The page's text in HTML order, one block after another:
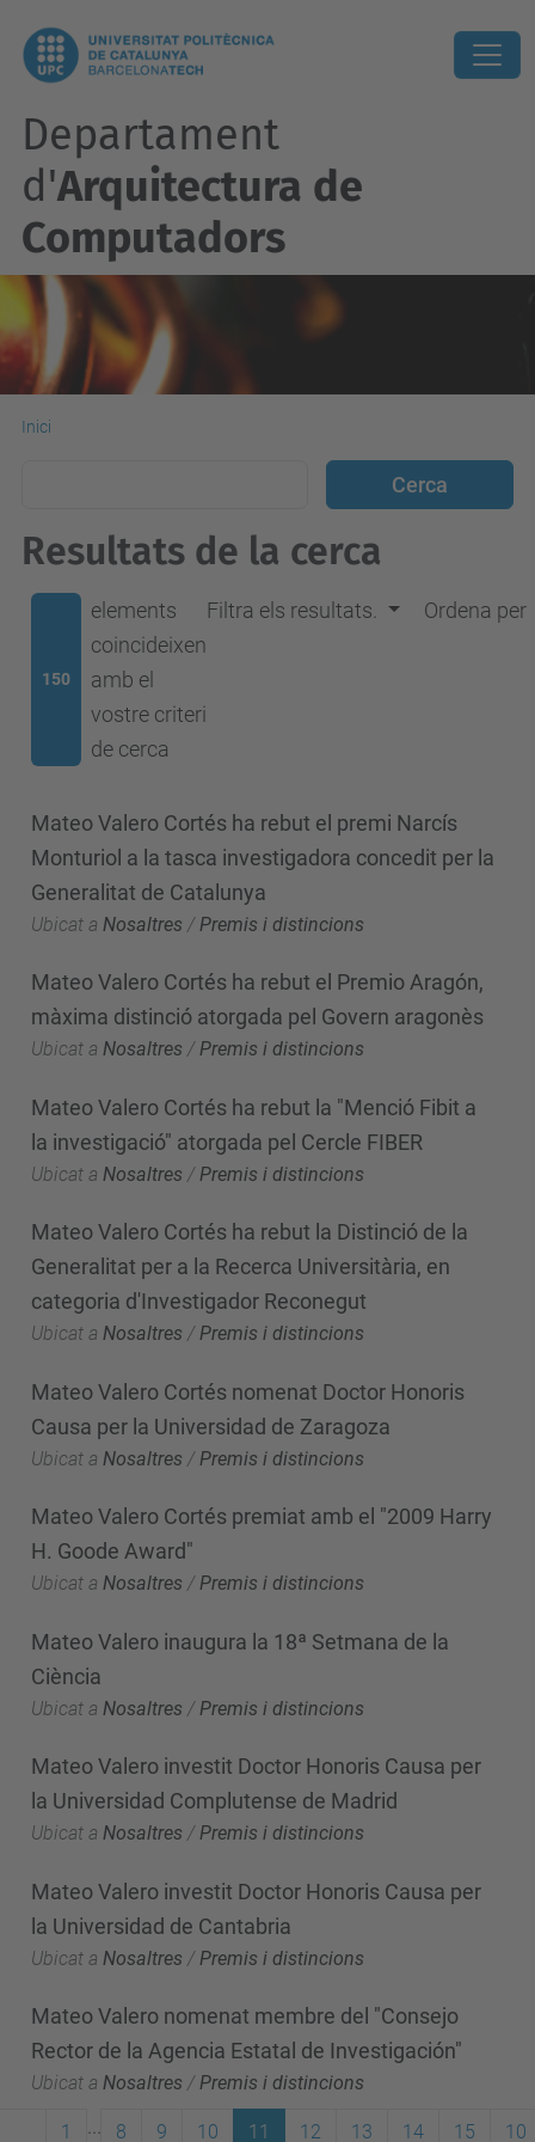
Departament
d'Arquitectura de
Computadors
Inici
Resultats de la cerca
150
elements
coincideixen
amb el
vostre criteri
de cerca
Filtra els resultats. Ordena per
Mateo Valero Cortés ha rebut el premi Narcís
Monturiol a la tasca investigadora concedit per la
Generalitat de Catalunya
Ubicat a Nosaltres / Premis i distincions
Mateo Valero Cortés ha rebut el Premio Aragón,
màxima distinció atorgada pel Govern aragonès
Ubicat a Nosaltres /Premis i distincions
Mateo Valero Cortés ha rebut la "Menció Fibit a
la investigació" atorgada pel Cercle FIBER
Ubicat a Nosaltres / Premis i distincions
Mateo Valero Cortés ha rebut la Distinció de la
Generalitat per a la Recerca Universitària, en
categoria d'Investigador Reconegut
Ubicat a Nosaltres /Premis i distincions
Mateo Valero Cortés nomenat Doctor Honoris
Causa per la Universidad de Zaragoza
Ubicat a Nosaltres / Premis i distincions
Mateo Valero Cortés premiat amb el "2009 Harry
H. Goode Award"
Ubicat a Nosaltres /Premis i distincions
Mateo Valero inaugura la 18ª Setmana de la
Ciència
Ubicat a Nosaltres / Premis i distincions
Mateo Valero investit Doctor Honoris Causa per
la Universidad Complutense de Madrid
Ubicat a Nosaltres /Premis i distincions
Mateo Valero investit Doctor Honoris Causa per
la Universidad de Cantabria
Ubicat a Nosaltres / Premis i distincions
Mateo Valero nomenat membre del "Consejo
Rector de la Agencia Estatal de Investigación"
Ubicat a Nosaltres /Premis i distincions
1 8 9 10 11 12 13 14 15
10